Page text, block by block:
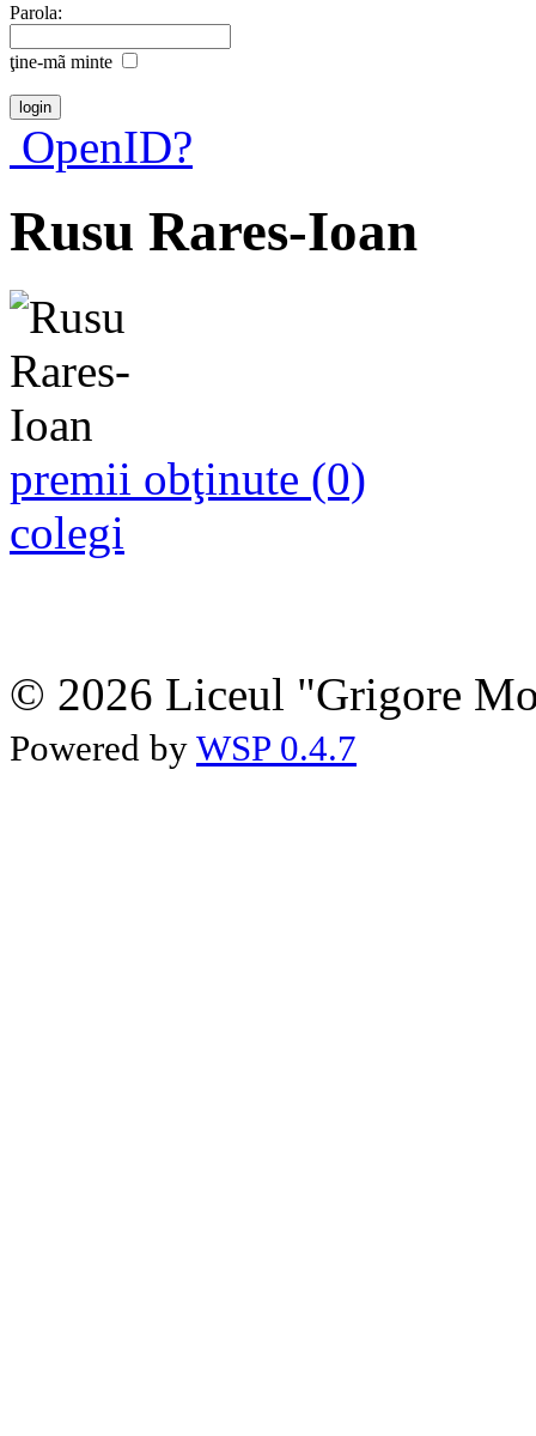
Parola:
ţine-mã minte
OpenID?
Rusu Rares-Ioan
premii obţinute (0)
colegi
© 2026 Liceul "Grigore
Powered by WSP 0.4.7